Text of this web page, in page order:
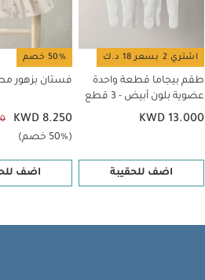
اشتري 2 بسعر 18 د.ك
طقم بيجاما قطعة واحدة
عضوية بلون أبيض - 3 قطع
KWD 13.000
اضف للحقيبة
50% خصم
فستان بزهور
KWD 8.250
(50% خصم)
اضف